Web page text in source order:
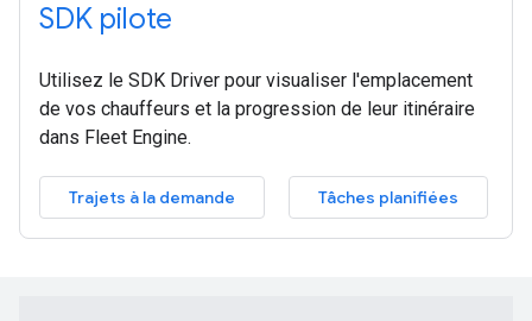
SDK pilote
Utilisez le SDK Driver pour visualiser l'emplacement
de vos chauffeurs et la progression de leur itinéraire
dans Fleet Engine.
Trajets à la demande Tâches planifiées